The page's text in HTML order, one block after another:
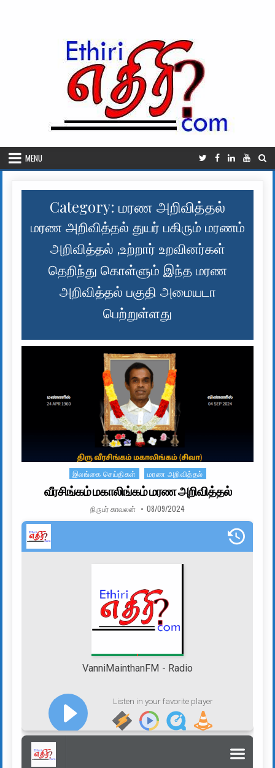
MENU
Category: மரண அறிவித்தல்
மரண அறிவித்தல் துயர் பகிரும் மரணம்
அறிவித்தல் ,உற்றார் உறவினர்கள்
தெறிந்து கொள்ளும் இந்த மரண
அறிவித்தல் பகுதி அமையடா
பெற்றுள்ளது
Posted in
இலங்கை செய்திகள் மரண அறிவித்தல்
வீரசிங்கம் மகாலிங்கம் மரண அறிவித்தல்
AUTHOR:
நிருபர் காவலன் PUBLISHED DATE:
08/09/2024